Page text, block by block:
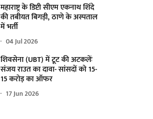
महाराष्ट्र के डिप्टी सीएम एकनाथ शिंदे
की तबीयत बिगड़ी, ठाणे के अस्पताल
में भर्ती
04 Jul 2026
शिवसेना (UBT) में टूट की अटकलेंः
संजय राउत का दावा- सांसदों को 15-
15 करोड़ का ऑफर
17 Jun 2026